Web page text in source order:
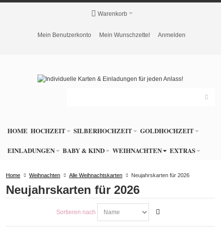
Warenkorb
Mein Benutzerkonto Mein Wunschzettel Anmelden
HOME HOCHZEIT SILBERHOCHZEIT GOLDHOCHZEIT
EINLADUNGEN BABY & KIND WEIHNACHTEN EXTRAS
Home Weihnachten Alle Weihnachtskarten Neujahrskarten für 2026
Neujahrskarten für 2026
Sortieren nach